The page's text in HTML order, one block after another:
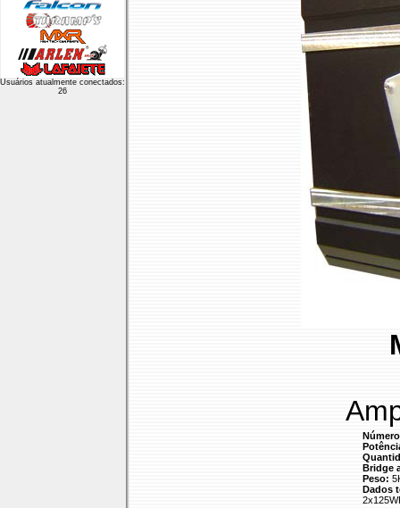
Usuários atualmente conectados:
26
Bridge
Peso:
Dados